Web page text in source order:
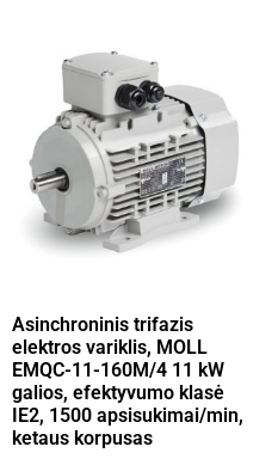
Asinchroninis trifazis
elektros variklis, MOLL
EMQC-11-160M/4 11 kW
galios, efektyvumo klasė
IE2, 1500 apsisukimai/min,
ketaus korpusas